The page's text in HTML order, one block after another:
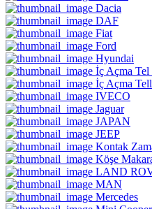
Dacia
DAF
Fiat
Ford
Hyundai
İç Açma
İç Açma
IVECO
Jaguar
JAPAN
JEEP
Kontak
Köşe
LAND
MAN
Mercedes